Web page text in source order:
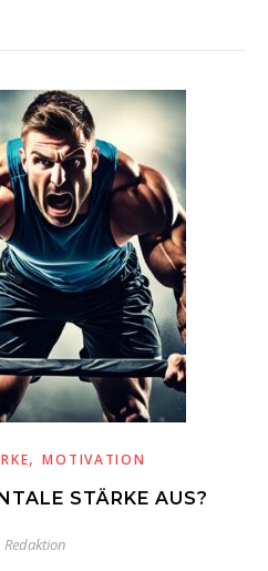
,MOTIVATION
STÄRKE AUS?
Redaktion